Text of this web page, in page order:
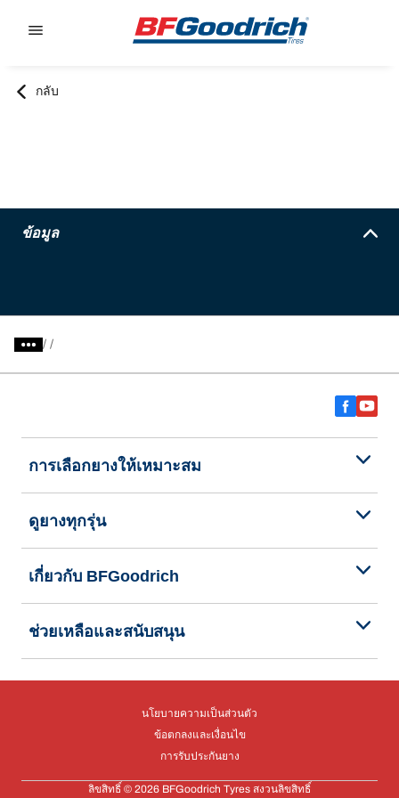
กลับ
ข้อมูล
/
การเลือกยางให้เหมาะสม
ดูยางทุกรุ่น
เกี่ยวกับ BFGoodrich
ช่วยเหลือและสนับสนุน
นโยบายความเป็นส่วนตัว
ข้อตกลงและเงื่อนไข
การรับประกันยาง
ลิขสิทธิ์ © 2026 BFGoodrich Tyres สงวนลิขสิทธิ์